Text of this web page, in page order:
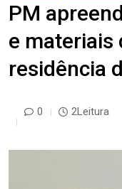
PM
e materiais
residência
0 2Leitura